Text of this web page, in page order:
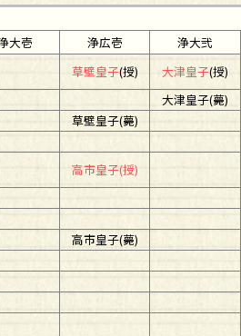
大壱
浄広壱
浄大弐
草壁皇子(授) 大津皇子(授)
大津皇子(薨)
草壁皇子(薨)
高市皇子(授)
高市皇子(薨)